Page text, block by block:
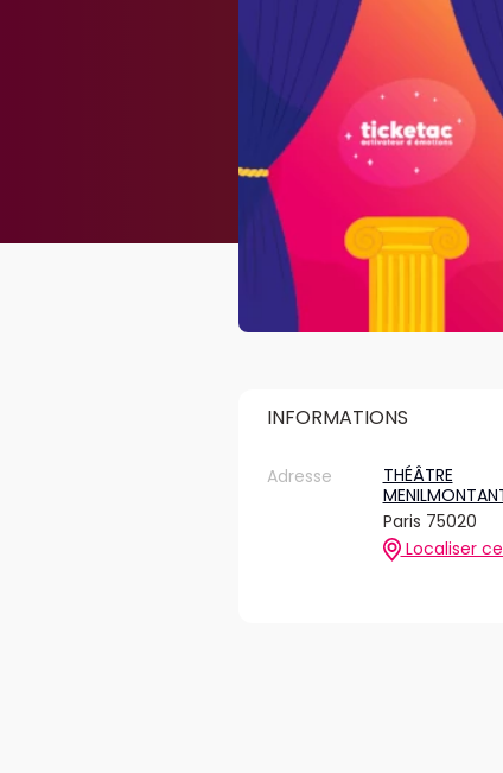
INFORMATIONS
Adresse
THÉÂTRE
Paris 75020
Localiser